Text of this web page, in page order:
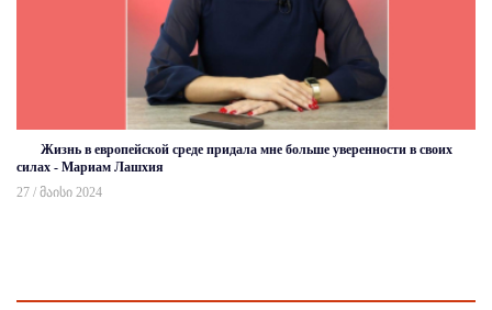
Жизнь в европейской среде придала мне больше уверенности в своих
силах - Мариам Лашхия
27 / მაისი 2024